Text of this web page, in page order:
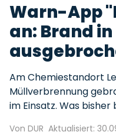
Warn-App
an: Brand in
Am Chemiestandort
Müllverbrennung
im Einsatz. Was bisher
Von DUR Aktualisiert: